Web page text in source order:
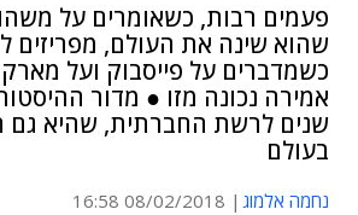
פעמים רבות, כשאומרים על
שהוא שינה את העולם, מפריזים
כשמדברים על פייסבוק ועל מארק
שנים לרשת החברתית, שהיא גם
בעולם
נחמה אלמוג 08/02/2018 16:58